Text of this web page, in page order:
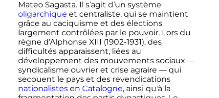
Mateo Sagasta. Il s’agit d’un système
oligarchique et centraliste, qui se maintient
grâce au caciquisme et des élections
largement contrôlées par le pouvoir. Lors du
règne d’Alphonse XIII (1902-1931), des
difficultés apparaissent, liées au
développement des mouvements sociaux —
syndicalisme ouvrier et crise agraire —qui
secouent le pays et des revendications
nationalistesen Catalogne, ainsi qu'à la